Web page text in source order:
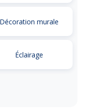
Décoration murale
Éclairage